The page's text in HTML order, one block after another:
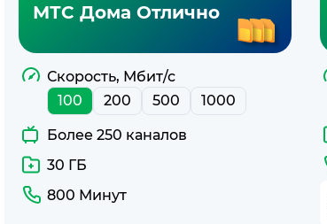
интернетом
500
Мбит/
с
МТС
МТС Дома Отлично
Скорость, Мбит/с
100
200 500 1000
Более 250 каналов
30 ГБ
800 Минут